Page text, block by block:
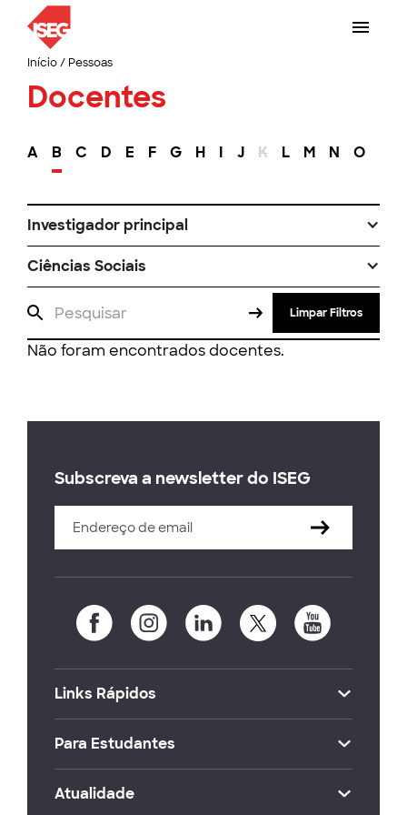
Início/ Pessoas
Docentes
A B C D E F G H I J K L M N O
Investigador principal
Ciências Sociais
Limpar Filtros
Não foram encontrados docentes.
Subscreva a newsletter do ISEG
Links Rápidos
Para Estudantes
Atualidade